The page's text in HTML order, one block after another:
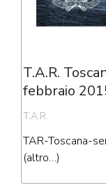
T.A.R.
febbraio
T.A.R.
TAR-Toscana-
(altro…)